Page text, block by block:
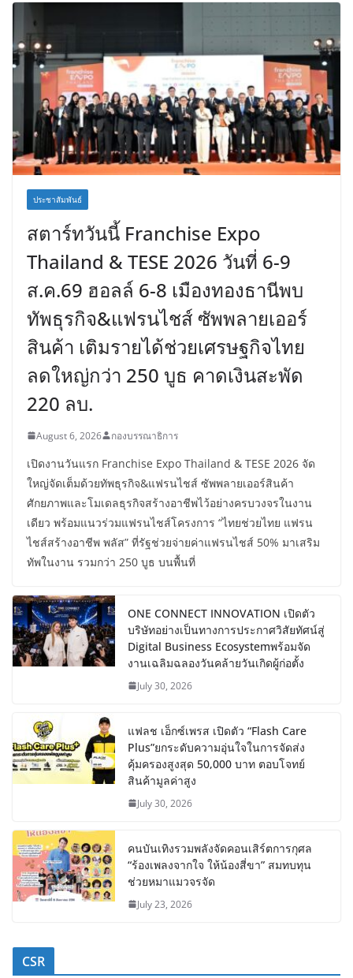
ประชาสัมพันธ์
สตาร์ทวันนี้ Franchise Expo
Thailand & TESE 2026 วันที่ 6-9
ส.ค.69 ฮอลล์ 6-8 เมืองทองธานีพบ
ทัพธุรกิจ&แฟรนไชส์ ซัพพลายเออร์
สินค้า เติมรายได้ช่วยเศรษฐกิจไทย
ลดใหญ่กว่า 250 บูธ คาดเงินสะพัด
220 ลบ.
August 6, 2026 กองบรรณาธิการ
เปิดงานวันแรก Franchise Expo Thailand & TESE 2026 จัด
ใหญ่จัดเต็มด้วยทัพธุรกิจ&แฟรนไชส์ ซัพพลายเออร์สินค้า
ศักยภาพและโมเดลธุรกิจสร้างอาชีพไว้อย่างครบวงจรในงาน
เดียว พร้อมแนวร่วมแฟรนไชส์โครงการ “ไทยช่วยไทย แฟรน
ไชส์สร้างอาชีพ พลัส” ที่รัฐช่วยจ่ายค่าแฟรนไชส์ 50% มาเสริม
ทัพในงาน รวมกว่า 250 บูธ บนพื้นที่
ONE CONNECT INNOVATION เปิดตัว
บริษัทอย่างเป็นทางการประกาศวิสัยทัศน์สู่
Digital Business Ecosystemพร้อมจัด
งานเฉลิมฉลองวันคล้ายวันเกิดผู้ก่อตั้ง
July 30, 2026
แฟลช เอ็กซ์เพรส เปิดตัว “Flash Care
Plus”ยกระดับความอุ่นใจในการจัดส่ง
คุ้มครองสูงสุด 50,000 บาท ตอบโจทย์
สินค้ามูลค่าสูง
July 30, 2026
คนบันเทิงรวมพลังจัดคอนเสิร์ตการกุศล
“ร้องเพลงจากใจ ให้น้องสี่ขา” สมทบทุน
ช่วยหมาแมวจรจัด
July 23, 2026
CSR